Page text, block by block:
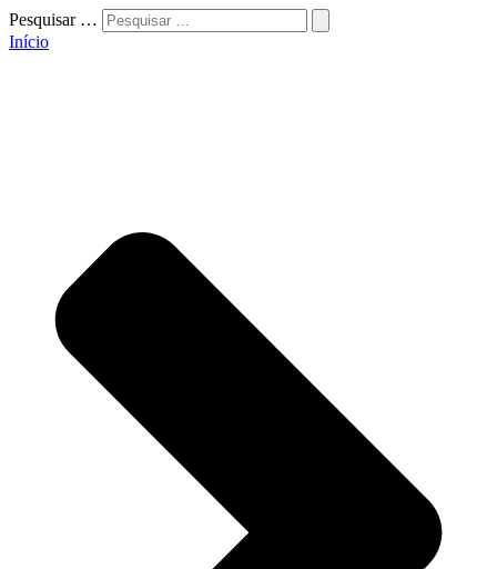
Pesquisar …
Início